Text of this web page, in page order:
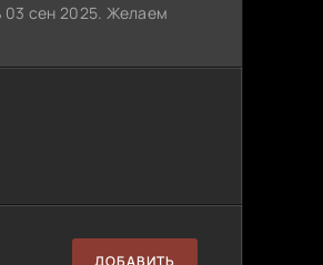
03 сен 2025. Желаем
ДОБАВИТЬ